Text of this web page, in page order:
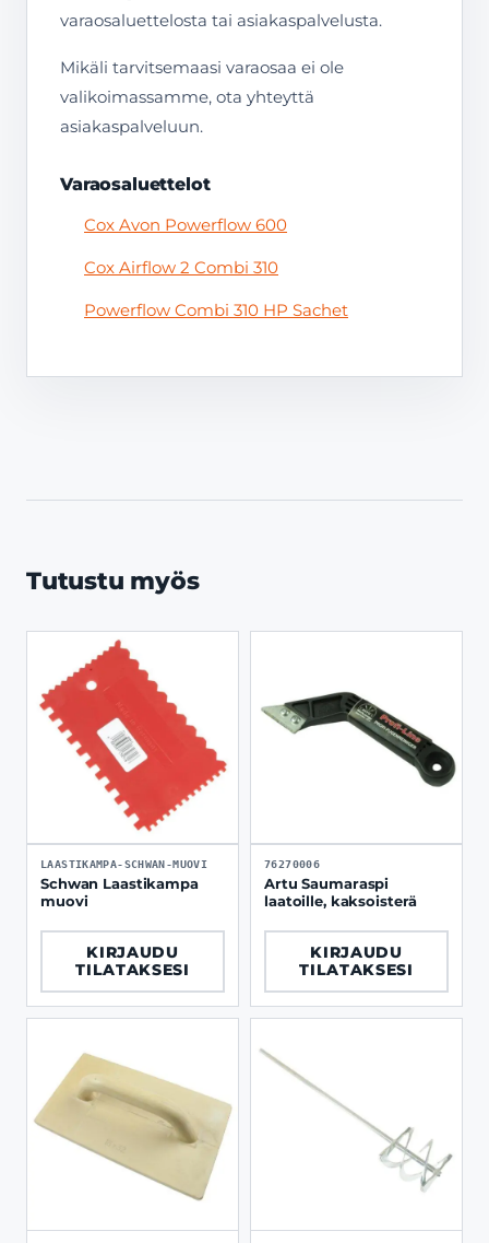
varaosaluettelosta tai asiakaspalvelusta.
Mikäli tarvitsemaasi varaosaa ei ole
valikoimassamme, ota yhteyttä
asiakaspalveluun.
Varaosaluettelot
Cox Avon Powerflow 600
Cox Airflow 2 Combi 310
Powerflow Combi 310 HP Sachet
Tutustu myös
LAASTIKAMPA-SCHWAN-MUOVI
Schwan Laastikampa
muovi
KIRJAUDU
TILATAKSESI
76270006
Artu Saumaraspi
laatoille, kaksoisterä
KIRJAUDU
TILATAKSESI